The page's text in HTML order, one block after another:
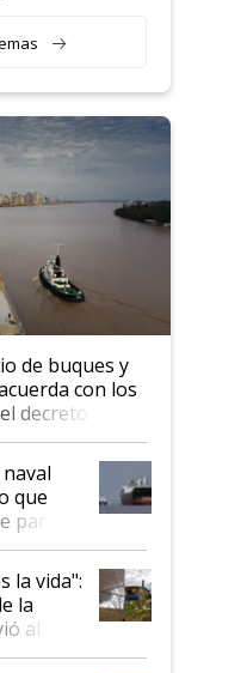
de buques y
con los
decreto de
que
parado
la vida":
la
al